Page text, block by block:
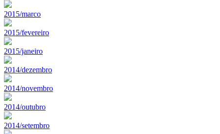
2015/marco
2015/fevereiro
2015/janeiro
2014/dezembro
2014/novembro
2014/outubro
2014/setembro